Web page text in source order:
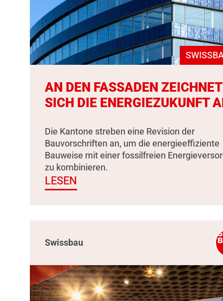
AN DEN FASSADEN ZEICHNET
SICH DIE ENERGIEZUKUNFT
Die Kantone streben eine Revision der
Bauvorschriften an, um die energieeffiziente
Bauweise mit einer fossilfreien
zu kombinieren.
LESEN
Swissbau